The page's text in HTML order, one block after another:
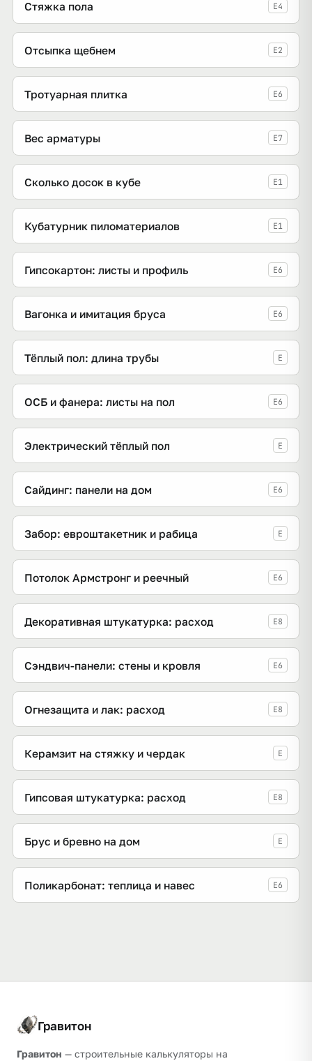
Стяжка пола E4
Отсыпка щебнем E2
Тротуарная плитка E6
Вес арматуры E7
Сколько досок в кубе E1
Кубатурник пиломатериалов E1
Гипсокартон: листы и профиль E6
Вагонка и имитация бруса E6
Тёплый пол: длина трубы E
ОСБ и фанера: листы на пол E6
Электрический тёплый пол E
Сайдинг: панели на дом E6
Забор: евроштакетник и рабица E
Потолок Армстронг и реечный E6
Декоративная штукатурка: расход E8
Сэндвич-панели: стены и кровля E6
Огнезащита и лак: расход E8
Керамзит на стяжку и чердак E
Гипсовая штукатурка: расход E8
Брус и бревно на дом E
Поликарбонат: теплица и навес E6
Гравитон
Гравитон — строительные калькуляторы на